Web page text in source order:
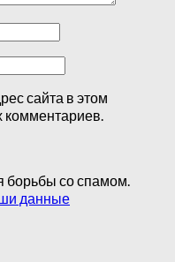
сайта в этом
борьбы со спамом.
данные